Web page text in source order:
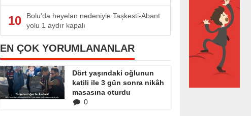
10
Bolu’da heyelan nedeniyle Taşkesti-Abant
yolu 1 aydır kapalı
EN ÇOK YORUMLANANLAR
Dört yaşındaki oğlunun
katili ile 3 gün sonra nikâh
masasına oturdu
0